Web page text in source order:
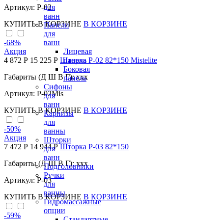
для
ванн
Панели
для
ванн
Лицевая
панель
Боковая
панель
Сифоны
для
ванн
Карнизы
для
ванны
Шторки
для
ванн
Подголовники
Ручки
для
ванны
Гидромассажные
опции
Артикул: Р-02
КУПИТЬ В КОРЗИНЕ В КОРЗИНЕ
-68%
Акция
4 872 Р 15 225 Р Шторка P-02 82*150 Mistelite
Габариты (Д Ш В Г): xxx
Артикул: Р-02Mis
КУПИТЬ В КОРЗИНЕ В КОРЗИНЕ
-50%
Акция
7 472 Р 14 944 РШторка P-03 82*150
Габариты (Д Ш В Г): xxx
Артикул: Р-03
КУПИТЬ В КОРЗИНЕ В КОРЗИНЕ
-59%